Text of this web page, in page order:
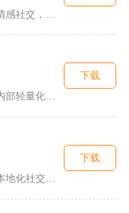
点升交流主打企业内部轻量化即时协作沟通，面向中小团队搭建专属...
下载
下载